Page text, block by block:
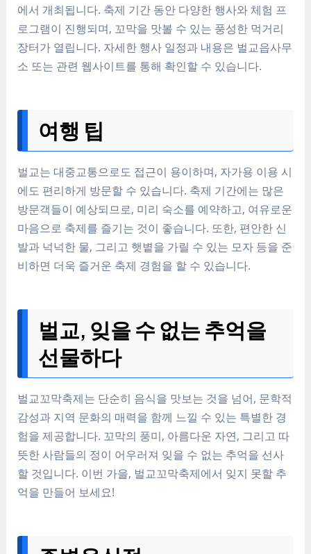
에서 개최됩니다. 축제 기간 동안 다양한 행사와 체험 프
로그램이 진행되며, 꼬막을 맛볼 수 있는 풍성한 먹거리
장터가 열립니다. 자세한 행사 일정과 내용은 벌교읍사무
소 또는 관련 웹사이트를 통해 확인할 수 있습니다.
여행 팁
벌교는 대중교통으로도 접근이 용이하며, 자가용 이용 시
에도 편리하게 방문할 수 있습니다. 축제 기간에는 많은
방문객들이 예상되므로, 미리 숙소를 예약하고, 여유로운
마음으로 축제를 즐기는 것이 좋습니다. 또한, 편안한 신
발과 넉넉한 물, 그리고 햇볕을 가릴 수 있는 모자 등을 준
비하면 더욱 즐거운 축제 경험을 할 수 있습니다.
벌교, 잊을 수 없는 추억을
선물하다
벌교꼬막축제는 단순히 음식을 맛보는 것을 넘어, 문학적
감성과 지역 문화의 매력을 함께 느낄 수 있는 특별한 경
험을 제공합니다. 꼬막의 풍미, 아름다운 자연, 그리고 따
뜻한 사람들의 정이 어우러져 잊을 수 없는 추억을 선사
할 것입니다. 이번 가을, 벌교꼬막축제에서 잊지 못할 추
억을 만들어 보세요!